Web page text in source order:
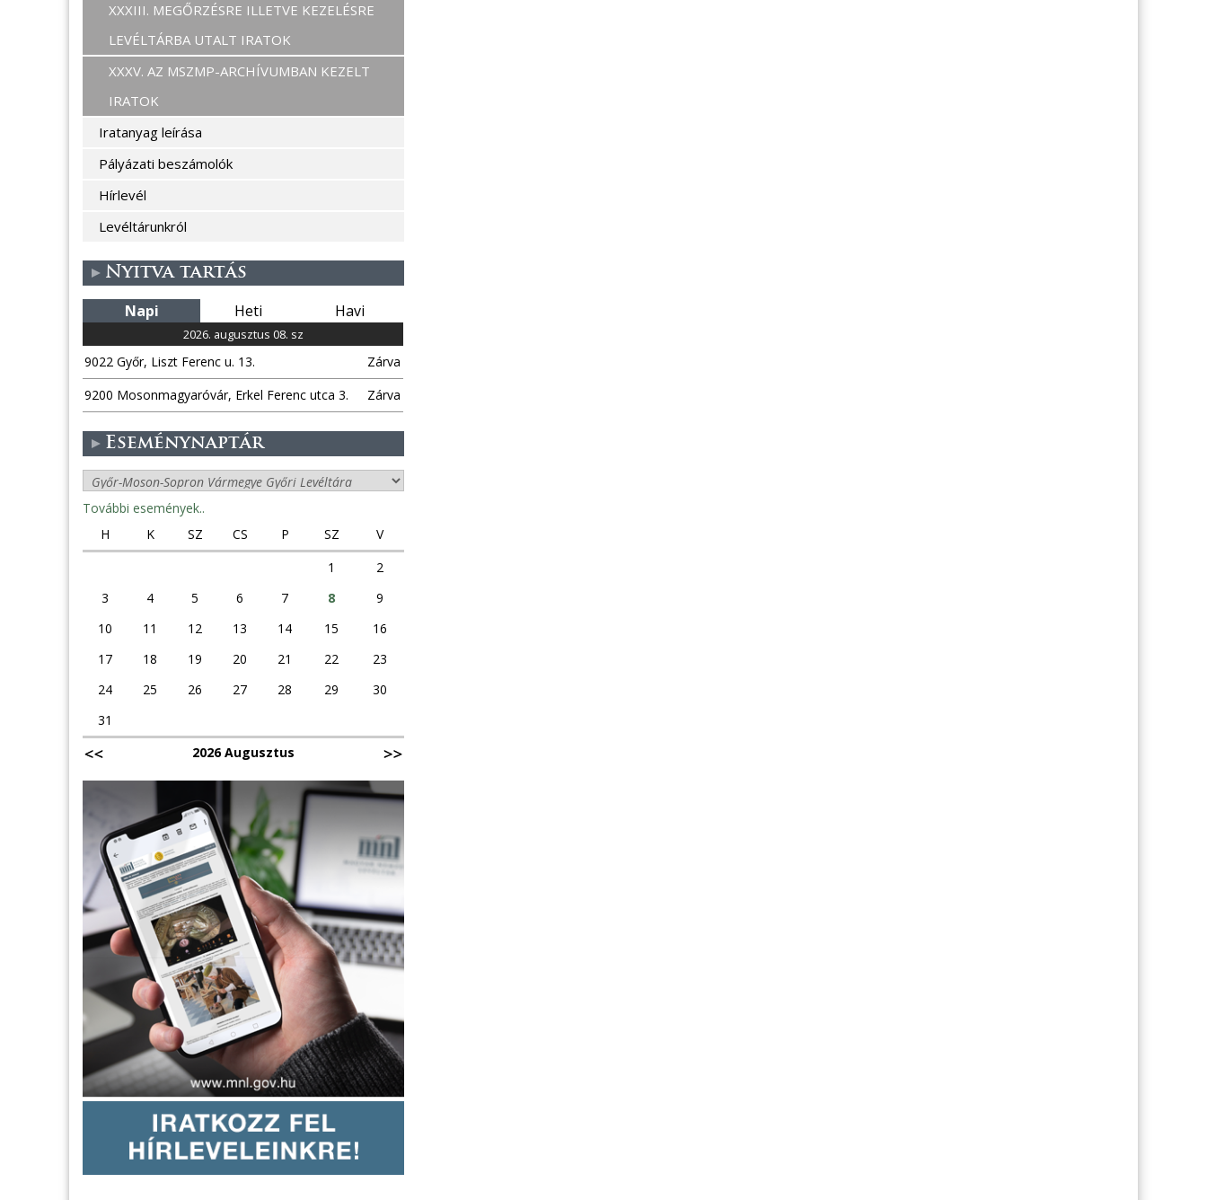
XXXIII. MEGŐRZÉSRE ILLETVE KEZELÉSRE
LEVÉLTÁRBA UTALT IRATOK
XXXV. AZ MSZMP-ARCHÍVUMBAN KEZELT
IRATOK
Iratanyag leírása
Pályázati beszámolók
Hírlevél
Levéltárunkról
Nyitva tartás
Napi Heti Havi
2026. augusztus 08. sz
9022 Győr, Liszt Ferenc u. 13.
Zárva
9200 Mosonmagyaróvár, Erkel Ferenc utca 3.
Zárva
Eseménynaptár
További események..
H
K SZ CS P SZ
V
1
2
3
4 5 6 7 8
9
10
11 12 13 14 15
16
17
18 19 20 21 22
23
24
25 26 27 28 29
30
31
2026 Augusztus